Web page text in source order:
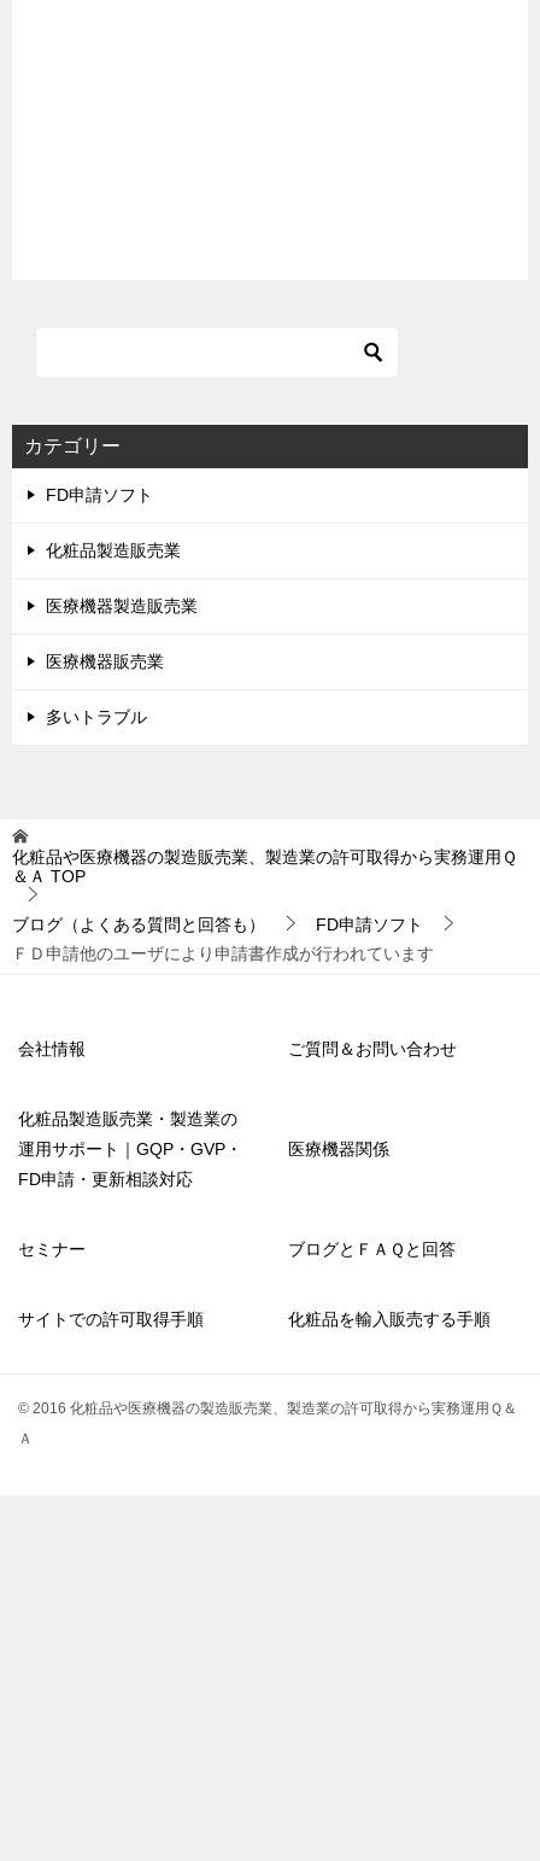
カテゴリー
FD申請ソフト
化粧品製造販売業
医療機器製造販売業
医療機器販売業
多いトラブル
化粧品や医療機器の製造販売業、製造業の許可取得から実務運用Ｑ
＆Ａ TOP
ブログ（よくある質問と回答も）
FD申請ソフト
ＦＤ申請他のユーザにより申請書作成が行われています
会社情報 ご質問＆お問い合わせ
化粧品製造販売業・製造業の
運用サポート｜GQP・GVP・
FD申請・更新相談対応
医療機器関係
セミナー ブログとＦＡＱと回答
サイトでの許可取得手順 化粧品を輸入販売する手順
© 2016 化粧品や医療機器の製造販売業、製造業の許可取得から実務運用Ｑ＆
Ａ